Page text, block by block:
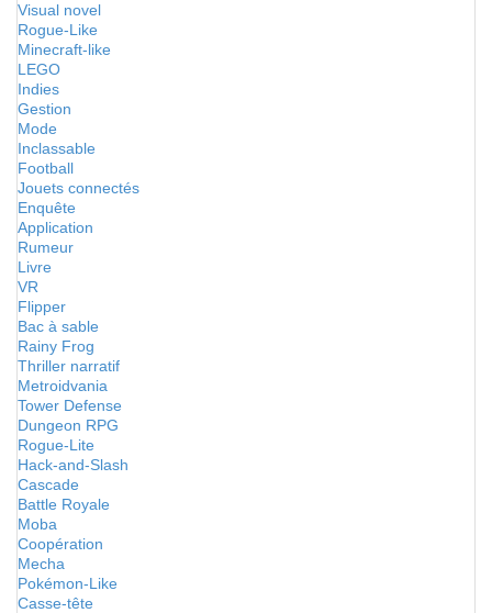
Visual novel
Rogue-Like
Minecraft-like
LEGO
Indies
Gestion
Mode
Inclassable
Football
Jouets connectés
Enquête
Application
Rumeur
Livre
VR
Flipper
Bac à sable
Rainy Frog
Thriller narratif
Metroidvania
Tower Defense
Dungeon RPG
Rogue-Lite
Hack-and-Slash
Cascade
Battle Royale
Moba
Coopération
Mecha
Pokémon-Like
Casse-tête